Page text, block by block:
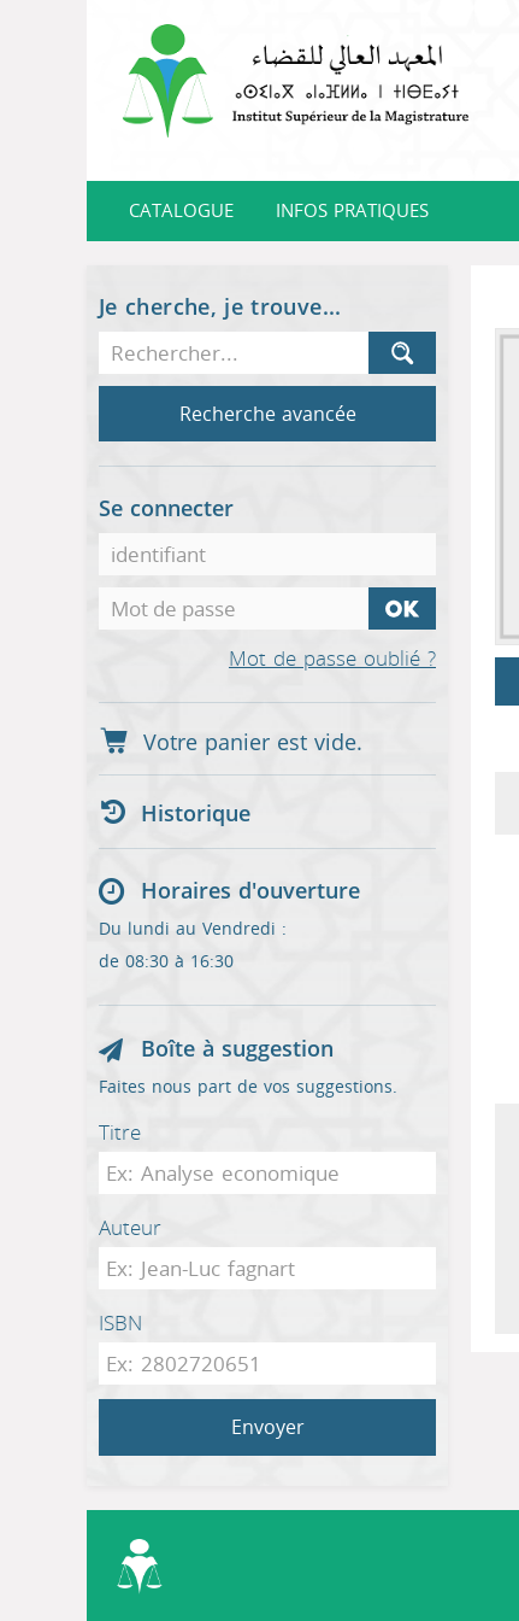
CATALOGUE INFOS PRATIQUES
Je cherche, je trouve...
Recherche avancée
Se connecter
Mot de passe oublié ?
Historique
Horaires d'ouverture
Du lundi au Vendredi :
de 08:30 à 16:30
Boîte à suggestion
Faites nous part de vos suggestions.
Titre
Auteur
ISBN
Envoyer